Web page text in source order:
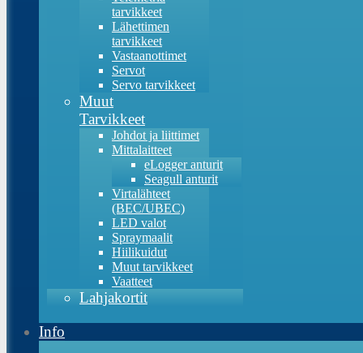
tarvikkeet
Lähettimen
tarvikkeet
Vastaanottimet
Servot
Servo tarvikkeet
Muut
Tarvikkeet
Johdot ja liittimet
Mittalaitteet
eLogger anturit
Seagull anturit
Virtalähteet
(BEC/UBEC)
LED valot
Spraymaalit
Hiilikuidut
Muut tarvikkeet
Vaatteet
Lahjakortit
Info